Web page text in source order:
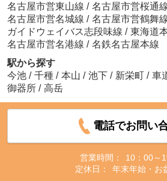
名古屋市営東山線 / 名古屋市営桜通
名古屋市営名城線 / 名古屋市営鶴舞
ガイドウェイバス志段味線 / 東海道
名古屋市営名港線 / 名鉄名古屋本線
駅から探す
今池 / 千種 / 本山 / 池下 / 新栄町 / 車
御器所 / 高岳
電話でお問い
営業時間：
10：00～
定休日：
年末年始・お